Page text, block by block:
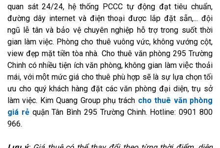
quan sát 24/24, hệ thống PCCC tự động đạt tiêu chuẩn,
đường dây internet và điện thoại được lắp đặt sẵn,... đội
ngũ lễ tân và bảo vệ chuyên nghiệp hỗ trợ trong suốt thời
gian làm việc. Phòng cho thuê vuông vức, không vướng cột,
view đẹp mặt tiền tòa nhà. Cho thuê văn phòng 295 Trường
Chinh có nhiều tiện ích văn phòng, không gian làm việc thoải
mái, với một mức giá cho thuê phù hợp sẽ là sự lựa chọn tối
ưu cho quý khách hàng đặt các văn phòng đại diện, trụ sở
làm việc. Kim Quang Group phụ trách cho thuê văn phòng
giá rẻquận Tân Bình 295 Trường Chinh. Hotline: 0901 800
966.